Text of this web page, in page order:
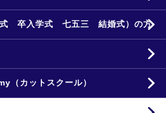
卒入学式 七五三 結婚式）の方
カットスクール）